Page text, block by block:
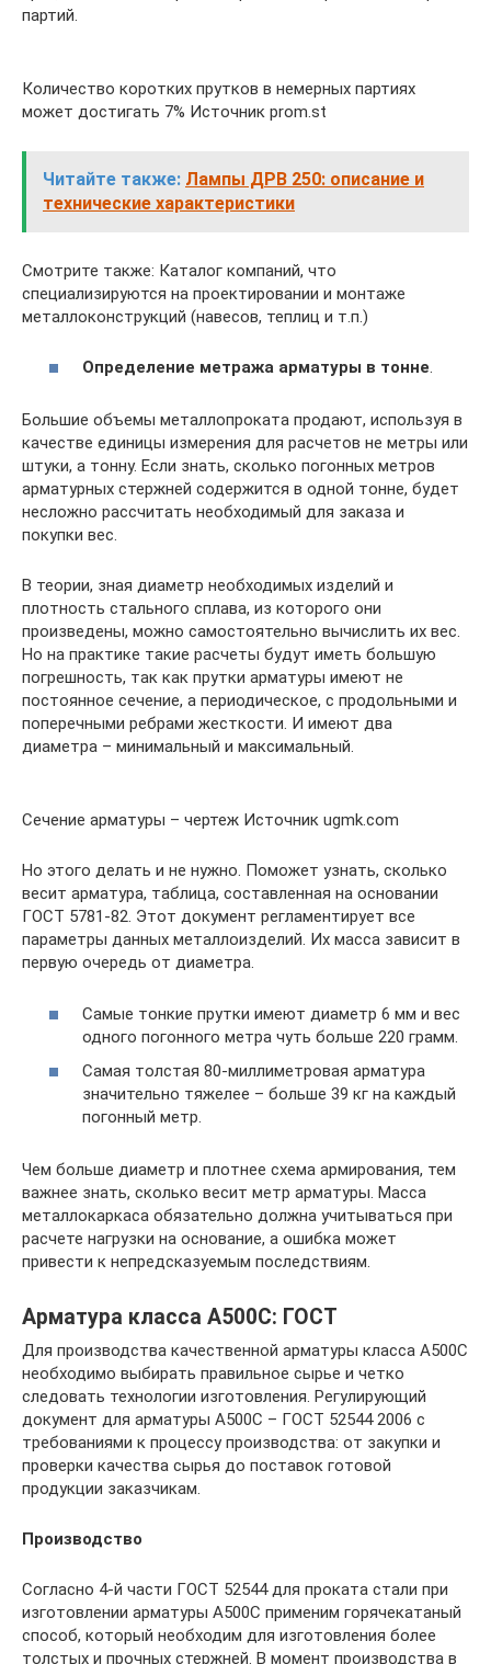
партий.
Количество коротких прутков в немерных партиях
может достигать 7% Источник prom.st
Читайте также: Лампы ДРВ 250: описание и
технические характеристики
Смотрите также: Каталог компаний, что
специализируются на проектировании и монтаже
металлоконструкций (навесов, теплиц и т.п.)
Определение метража арматуры в тонне.
Большие объемы металлопроката продают, используя в
качестве единицы измерения для расчетов не метры или
штуки, а тонну. Если знать, сколько погонных метров
арматурных стержней содержится в одной тонне, будет
несложно рассчитать необходимый для заказа и
покупки вес.
В теории, зная диаметр необходимых изделий и
плотность стального сплава, из которого они
произведены, можно самостоятельно вычислить их вес.
Но на практике такие расчеты будут иметь большую
погрешность, так как прутки арматуры имеют не
постоянное сечение, а периодическое, с продольными и
поперечными ребрами жесткости. И имеют два
диаметра – минимальный и максимальный.
Сечение арматуры – чертеж Источник ugmk.com
Но этого делать и не нужно. Поможет узнать, сколько
весит арматура, таблица, составленная на основании
ГОСТ 5781-82. Этот документ регламентирует все
параметры данных металлоизделий. Их масса зависит в
первую очередь от диаметра.
Самые тонкие прутки имеют диаметр 6 мм и вес
одного погонного метра чуть больше 220 грамм.
Самая толстая 80-миллиметровая арматура
значительно тяжелее – больше 39 кг на каждый
погонный метр.
Чем больше диаметр и плотнее схема армирования, тем
важнее знать, сколько весит метр арматуры. Масса
металлокаркаса обязательно должна учитываться при
расчете нагрузки на основание, а ошибка может
привести к непредсказуемым последствиям.
Арматура класса А500С: ГОСТ
Для производства качественной арматуры класса А500С
необходимо выбирать правильное сырье и четко
следовать технологии изготовления. Регулирующий
документ для арматуры А500С – ГОСТ 52544 2006 с
требованиями к процессу производства: от закупки и
проверки качества сырья до поставок готовой
продукции заказчикам.
Производство
Согласно 4-й части ГОСТ 52544 для проката стали при
изготовлении арматуры А500С применим горячекатаный
способ, который необходим для изготовления более
толстых и прочных стержней. В момент производства в